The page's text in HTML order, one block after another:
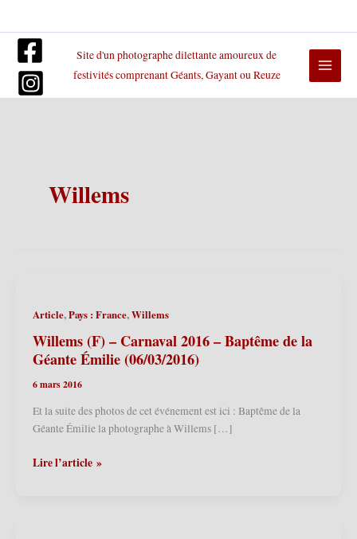
contenu
Site d'un photographe dilettante amoureux de
festivités comprenant Géants, Gayant ou Reuze
Willems
Article,Pays : France,Willems
Willems (F) – Carnaval 2016 – Baptême de la
Géante Émilie (06/03/2016)
6 mars 2016
Et la suite des photos de cet événement est ici : Baptême de la
Géante Émilie la photographe à Willems […]
Willems
Lire l’article »